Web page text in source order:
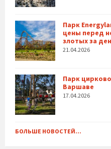
Парк
цены перед
злотых за
21.04.2026
Парк
Варшаве
17.04.2026
БОЛЬШЕ НОВОСТЕЙ...